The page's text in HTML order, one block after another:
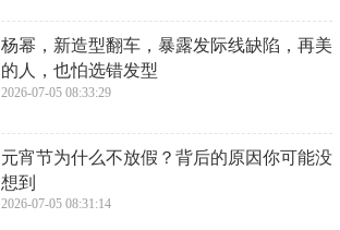
​杨幂，新造型翻车，暴露发际线缺陷，再美
的人，也怕选错发型
2026-07-05 08:33:29
​元宵节为什么不放假？背后的原因你可能没
想到
2026-07-05 08:31:14